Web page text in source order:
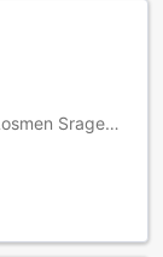
sobe, ki jo
Sragen